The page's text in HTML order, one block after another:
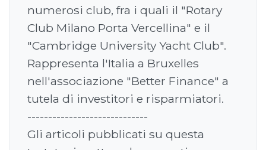
numerosi club, fra i quali il "Rotary
Club Milano Porta Vercellina" e il
"Cambridge University Yacht Club".
Rappresenta l'Italia a Bruxelles
nell'associazione "Better Finance" a
tutela di investitori e risparmiatori.
-----------------------------
Gli articoli pubblicati su questa